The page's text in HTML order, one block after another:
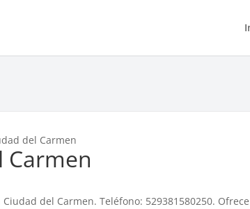
del Carmen
Carmen
del Carmen. Teléfono: 529381580250. Ofrece